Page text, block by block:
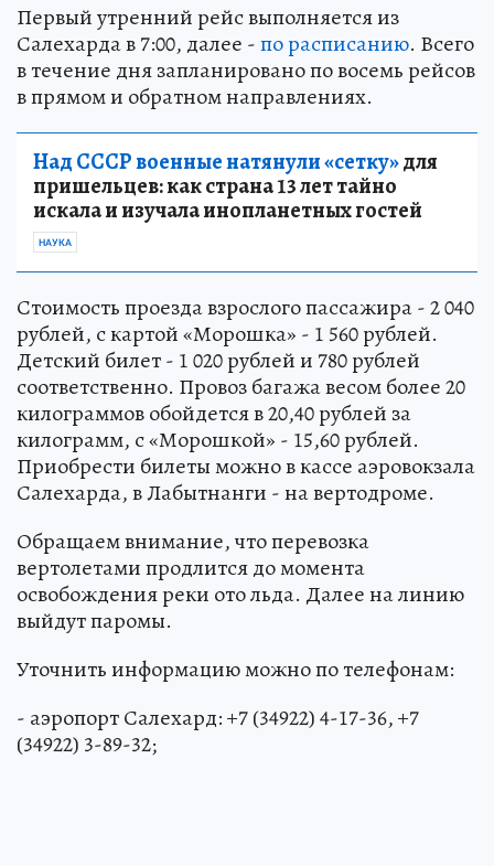
Первый утренний рейс выполняется из
Салехарда в 7:00, далее -по расписанию. Всего
в течение дня запланировано по восемь рейсов
в прямом и обратном направлениях.
Над СССР военные натянули «сетку»для
пришельцев: как страна 13 лет тайно
искала и изучала инопланетных гостей
НАУКА
Стоимость проезда взрослого пассажира - 2 040
рублей, с картой «Морошка» - 1 560 рублей.
Детский билет - 1 020 рублей и 780 рублей
соответственно. Провоз багажа весом более 20
килограммов обойдется в 20,40 рублей за
килограмм, с «Морошкой» - 15,60 рублей.
Приобрести билеты можно в кассе аэровокзала
Салехарда, в Лабытнанги - на вертодроме.
Обращаем внимание, что перевозка
вертолетами продлится до момента
освобождения реки ото льда. Далее на линию
выйдут паромы.
Уточнить информацию можно по телефонам:
- аэропорт Салехард: +7 (34922) 4-17-36, +7
(34922) 3-89-32;